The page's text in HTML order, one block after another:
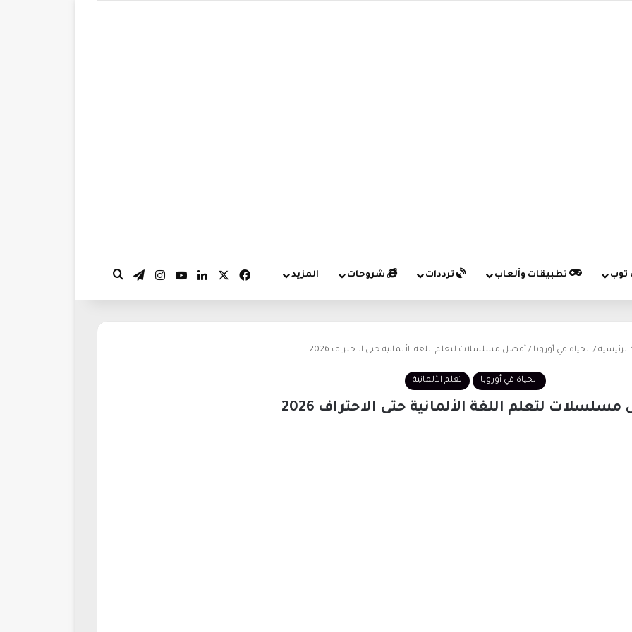
توب تطبيقات وألعاب ترددات شروحات المزيد فيسبوك لينكدإن‫YouTubeانستقرام
تيلقرام
الرئيسية / الحياة في أوروبا / أفضل مسلسلات لتعلم اللغة الألمانية حتى الاحتراف 2026
الحياة في أوروبا تعلم الألمانية
لتعلم اللغة الألمانية حتى الاحتراف 2026